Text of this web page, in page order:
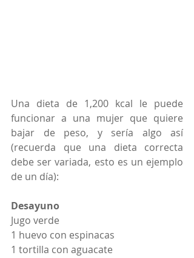
Una dieta de 1,200 kcal le puede
funcionar a una mujer que quiere
bajar de peso, y sería algo así
(recuerda que una dieta correcta
debe ser variada, esto es un ejemplo
de un día):
Desayuno
Jugo verde
1 huevo con espinacas
1 tortilla con aguacate